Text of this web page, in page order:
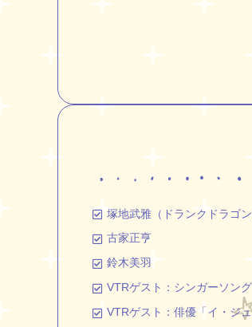
塚地武雅（ドランクドラゴン
古家正亨
鈴木美羽
VTRゲスト：シンガーソン
VTRゲスト：俳優「イ・ジュ